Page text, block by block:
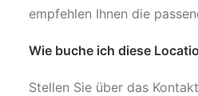
empfehlen Ihnen die
Wie buche ich diese
Stellen Sie über das